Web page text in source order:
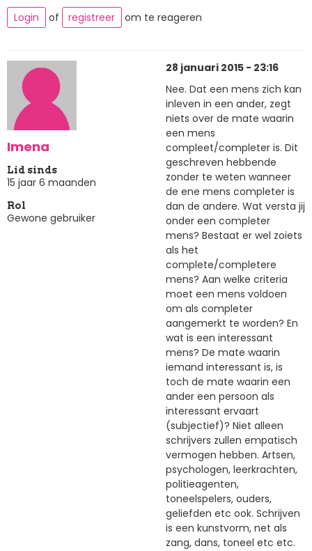
Login
of registreer om te reageren
Imena
Lid sinds
15 jaar 6 maanden
Rol
Gewone gebruiker
28 januari 2015 - 23:16
Nee. Dat een mens zich kan
inleven in een ander, zegt
niets over de mate waarin
een mens
compleet/completer is. Dit
geschreven hebbende
zonder te weten wanneer
de ene mens completer is
dan de andere. Wat versta jij
onder een completer
mens? Bestaat er wel zoiets
als het
complete/completere
mens? Aan welke criteria
moet een mens voldoen
om als completer
aangemerkt te worden? En
wat is een interessant
mens? De mate waarin
iemand interessant is, is
toch de mate waarin een
ander een persoon als
interessant ervaart
(subjectief)? Niet alleen
schrijvers zullen empatisch
vermogen hebben. Artsen,
psychologen, leerkrachten,
politieagenten,
toneelspelers, ouders,
geliefden etc ook. Schrijven
is een kunstvorm, net als
zang, dans, toneel etc etc.